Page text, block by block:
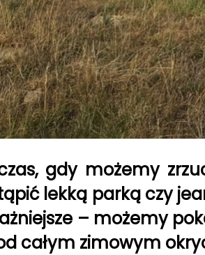
gdy możemy
lekką parką czy
– możemy
całym zimowym